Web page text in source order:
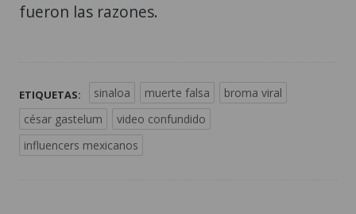
fueron las razones.
ETIQUETAS: sinaloa muerte falsa
broma viral
césar gastelum
video confundido
influencers mexicanos